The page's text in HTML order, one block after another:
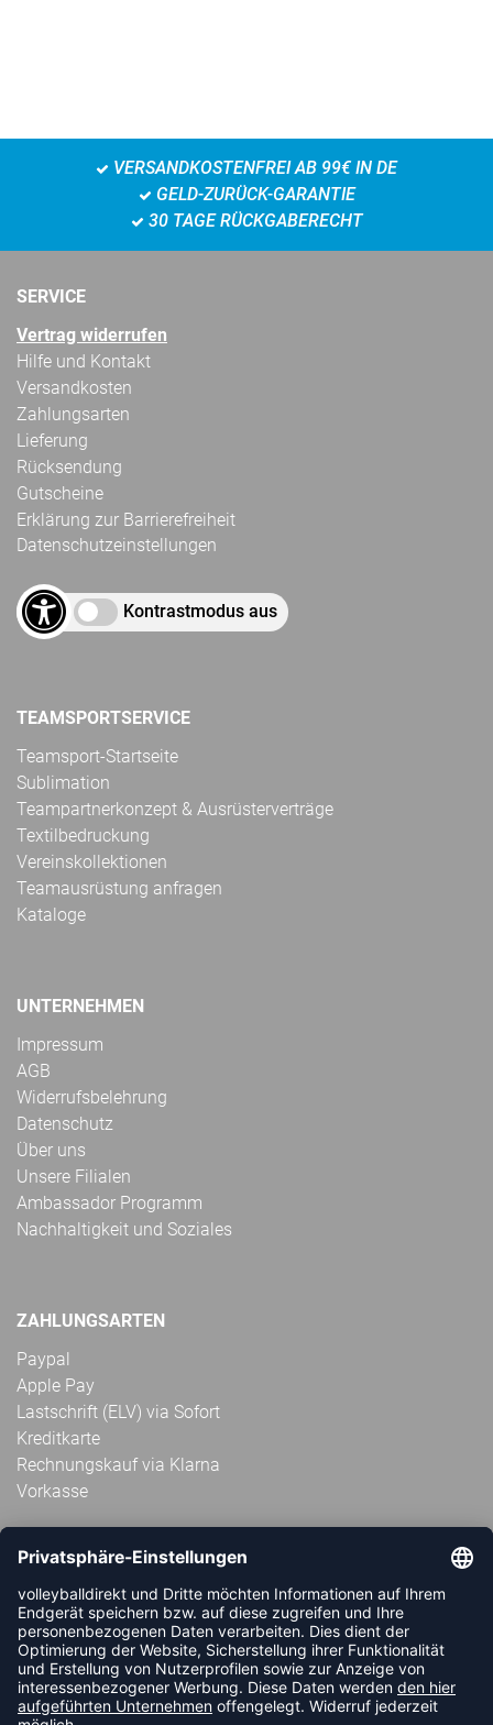
VERSANDKOSTENFREI AB 99€ IN DE
GELD-ZURÜCK-GARANTIE
30 TAGE RÜCKGABERECHT
SERVICE
Vertrag widerrufen
Hilfe und Kontakt
Versandkosten
Zahlungsarten
Lieferung
Rücksendung
Gutscheine
Erklärung zur Barrierefreiheit
Datenschutzeinstellungen
Kontrastmodus aus
TEAMSPORTSERVICE
Teamsport-Startseite
Sublimation
Teampartnerkonzept & Ausrüsterverträge
Textilbedruckung
Vereinskollektionen
Teamausrüstung anfragen
Kataloge
UNTERNEHMEN
Impressum
AGB
Widerrufsbelehrung
Datenschutz
Über uns
Unsere Filialen
Ambassador Programm
Nachhaltigkeit und Soziales
ZAHLUNGSARTEN
Paypal
Apple Pay
Lastschrift (ELV) via Sofort
Kreditkarte
Rechnungskauf via Klarna
Vorkasse
ABONNIERE JETZT DEN KOSTENLOSEN
VOLLEYBALLDIREKT-NEWSLETTER UND VERPASSE KEINE
NEUIGKEIT ODER AKTION MEHR.
JETZT ANMELDEN